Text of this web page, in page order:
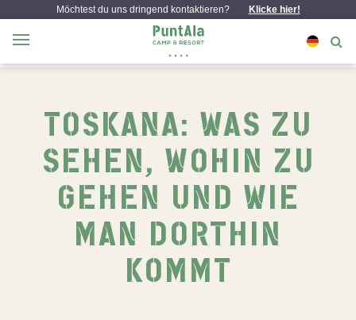
Möchtest du uns dringend kontaktieren? Klicke hier!
TOSKANA: WAS ZU
SEHEN, WOHIN ZU
GEHEN UND WIE
MAN DORTHIN
KOMMT